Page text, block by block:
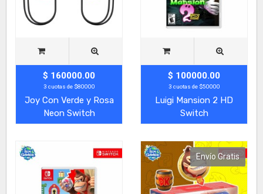
$ 160000.00
3 cuotas de $80000
Joy Con Verde y Rosa
Neon Switch
$ 100000.00
3 cuotas de $50000
Luigi Mansion 2 HD
Switch
Envío Gratis